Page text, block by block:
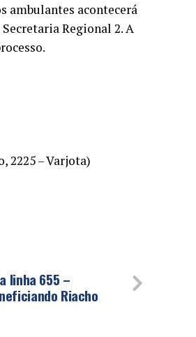
ambulantes acontecerá
Regional 2. A
2225 – Varjota)
linha 655 –
Riacho